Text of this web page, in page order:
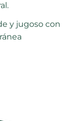
y jugoso con